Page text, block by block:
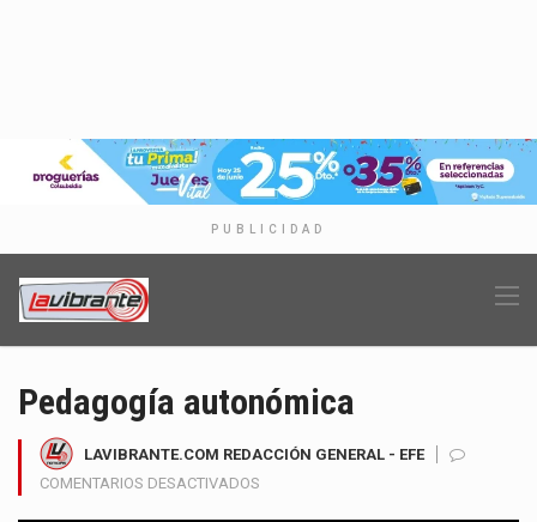
PUBLICIDAD
Pedagogía autonómica
LAVIBRANTE.COM REDACCIÓN GENERAL - EFE
COMENTARIOS DESACTIVADOS